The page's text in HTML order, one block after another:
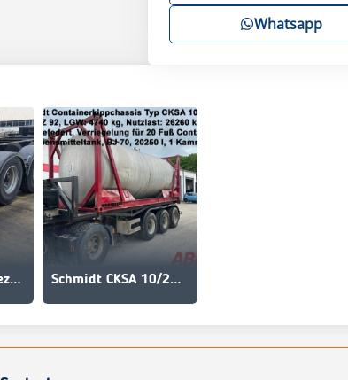
Whatsapp
Schmidt SP 45 Spezialtrailer rig.plus Schmidt CKSA 10/22-20 Containerkippchassis mit Tank